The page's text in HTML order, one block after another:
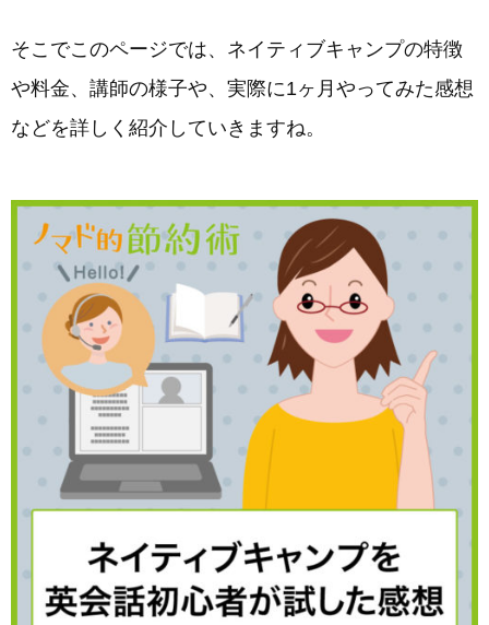
そこでこのページでは、ネイティブキャンプの特徴
や料金、講師の様子や、実際に1ヶ月やってみた感想
などを詳しく紹介していきますね。